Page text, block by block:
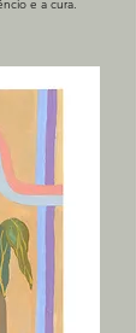
e a cura.